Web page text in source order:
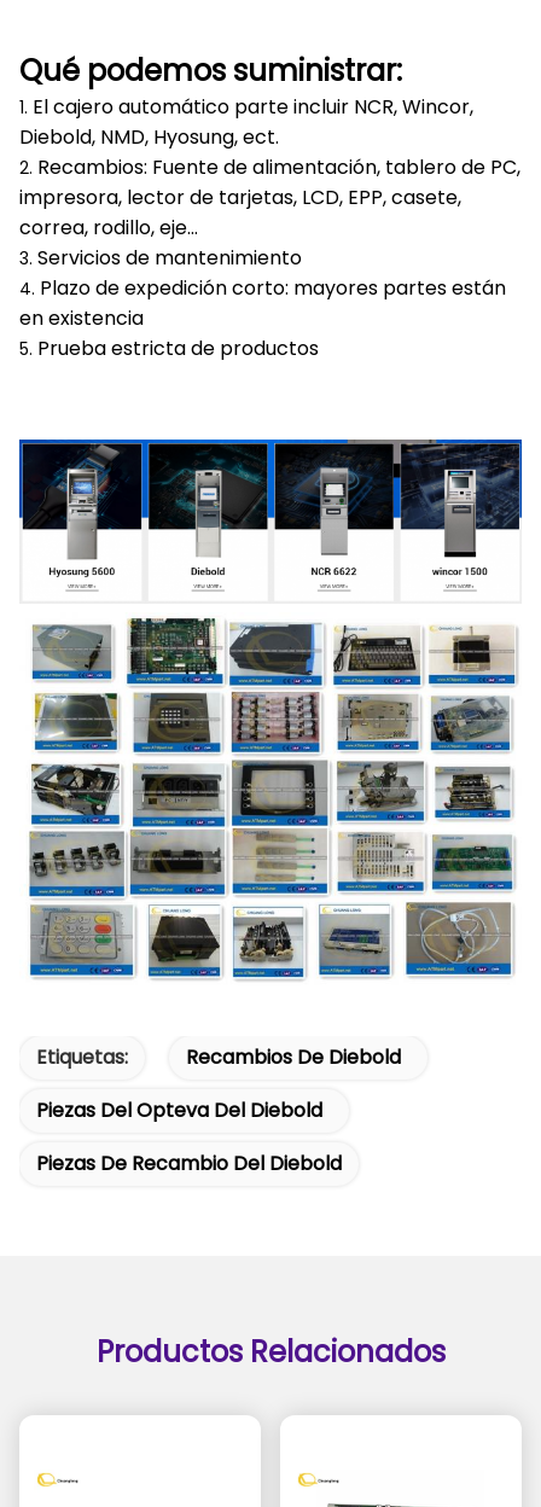
Qué podemos suministrar:
1. El cajero automático parte incluir NCR, Wincor,
Diebold, NMD, Hyosung, ect.
2. Recambios: Fuente de alimentación, tablero de PC,
impresora, lector de tarjetas, LCD, EPP, casete,
correa, rodillo, eje…
3. Servicios de mantenimiento
4. Plazo de expedición corto: mayores partes están
en existencia
5. Prueba estricta de productos
Etiquetas:
Recambios De Diebold
Piezas Del Opteva Del Diebold
Piezas De Recambio Del Diebold
Productos Relacionados